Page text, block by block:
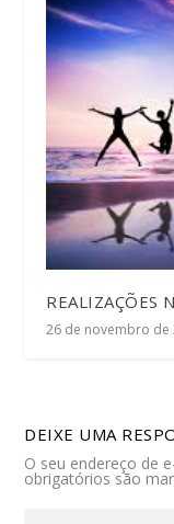
REALIZAÇÕES
26 de novembro de
DEIXE UMA
O seu endereço de
obrigatórios são